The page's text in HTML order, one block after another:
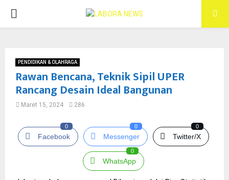
PRIMARY
PENDIDIKAN & OLAHRAGA
Rawan Bencana, Teknik Sipil UPER
Rancang Desain Ideal Bangunan
Maret 15, 2024 286
Facebook
0
Messenger
0
Twitter/X
0
WhatsApp
0